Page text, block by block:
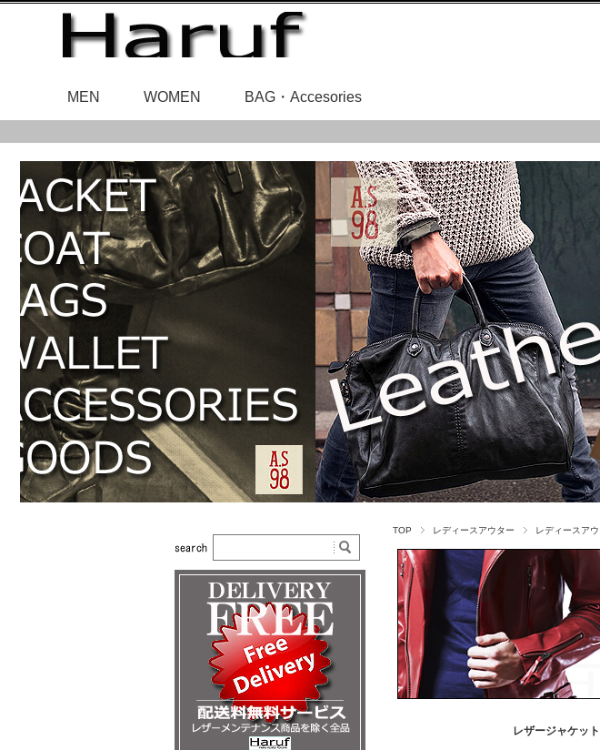
MEN
メンズアウター／トップス バッグ・ア
メンズア
WOMEN
レディースアウター／トップス バッグ・
レディース
BAG・Accesories
レザーバッグ 財布・小銭入れ
ベルト・ブレスレット メガネ・
バッグ・アク
TOP レディースアウター レディースア
レザージャケッ